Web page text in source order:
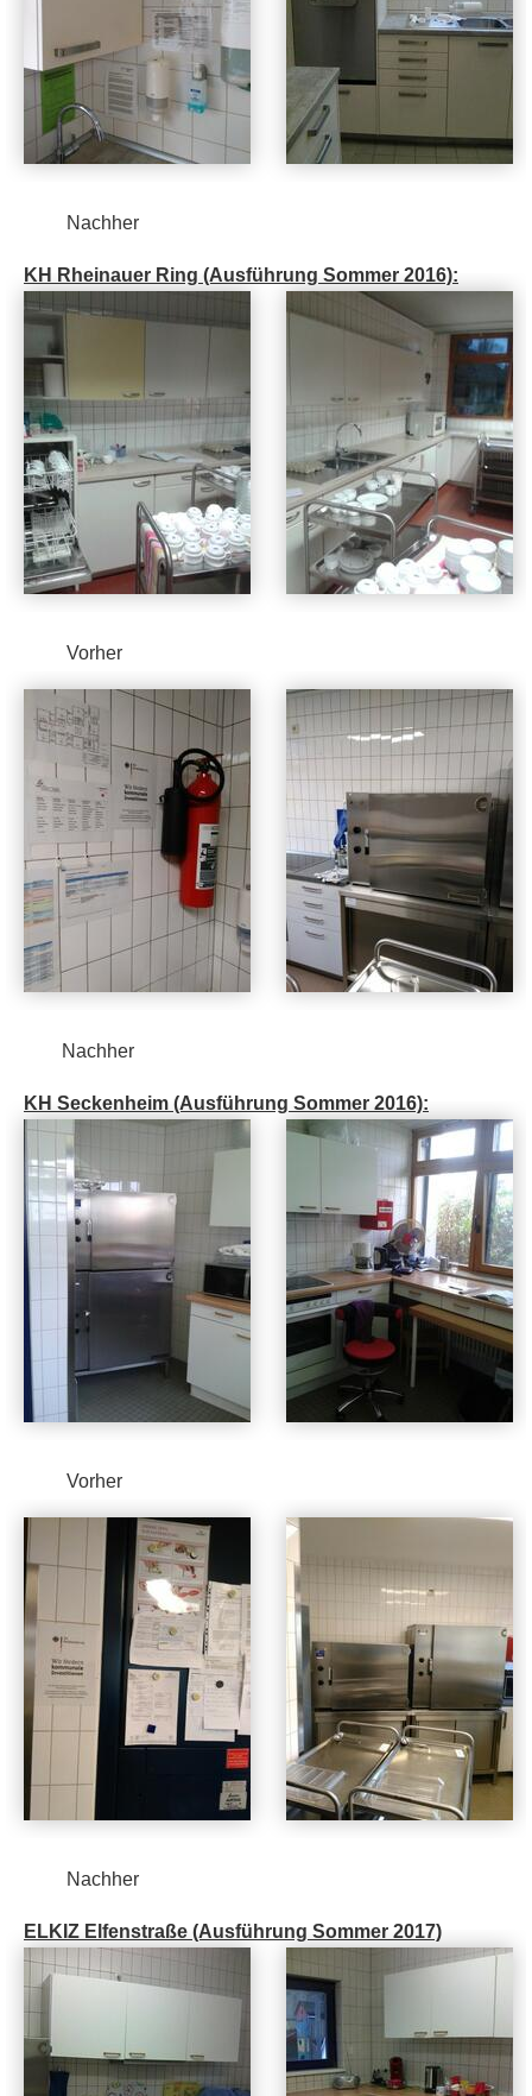
Nachher
KH Rheinauer Ring (Ausführung Sommer 2016):
Vorher
Nachher
KH Seckenheim (Ausführung Sommer 2016):
Vorher
Nachher
ELKIZ Elfenstraße (Ausführung Sommer 2017)